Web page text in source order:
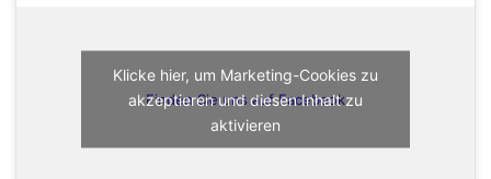
Finden Sie uns auf Facebook
Klicke hier, um Marketing-Cookies zu
akzeptieren und diesen Inhalt zu
aktivieren